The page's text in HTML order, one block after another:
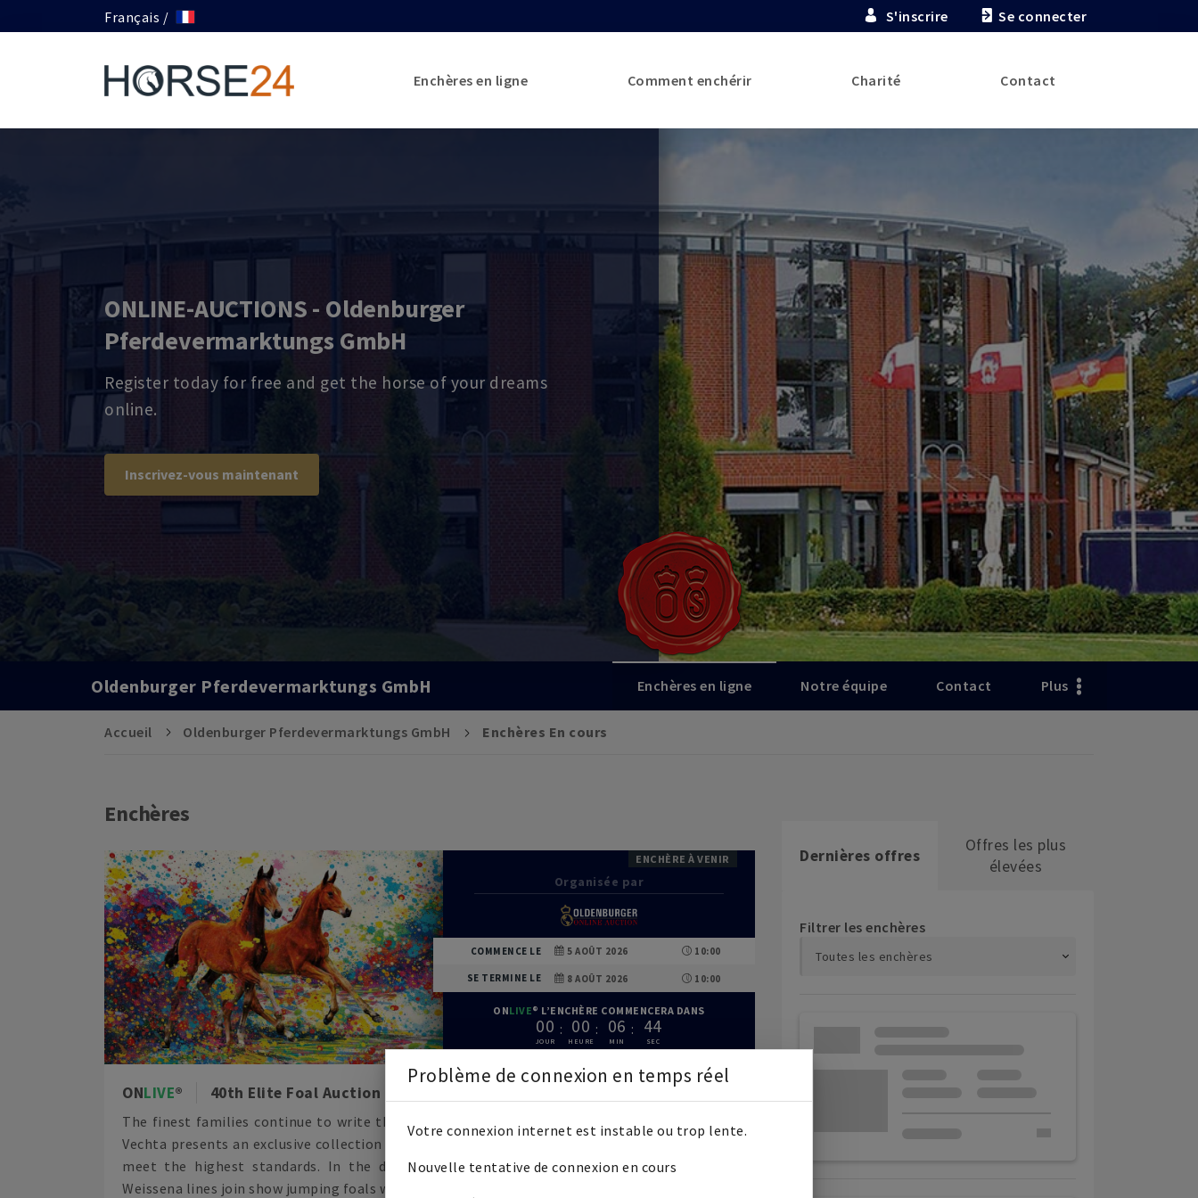
Français / S'inscrire Se connecter
Enchères en ligne Comment enchérir Charité Contact
ONLINE-AUCTIONS - Oldenburger
Pferdevermarktungs GmbH
Register today for free and get the horse of your dreams
online.
Inscrivez-vous maintenant
Oldenburger Pferdevermarktungs GmbH Enchères en ligne Notre équipe Contact Plus
Accueil Oldenburger Pferdevermarktungs GmbH Enchères En cours
Enchères
ENCHÈRE À VENIR
Organisée par
COMMENCE LE 5 AOÛT 2026 10:00
SE TERMINE LE 8 AOÛT 2026 10:00
ONLIVE L’ENCHÈRE COMMENCERA DANS
00 00 06 43
ONLIVE 40th Elite Foal Auction
The finest families continue to write their legacy. The 40th Oldenburg Elite Foal Auction in
Vechta presents an exclusive collection of dressage and show jumping foals whose pedigrees
meet the highest standards. In the dressage lot, offspring from the storied Elfen and
Weissena lines join show jumping foals with top-cl...
Dernières offres
Offres les plus
élevées
Toutes les enchères
Filtrer les enchères
Problème de connexion en temps réel
Votre connexion internet est instable ou trop lente.
Nouvelle tentative de connexion en cours